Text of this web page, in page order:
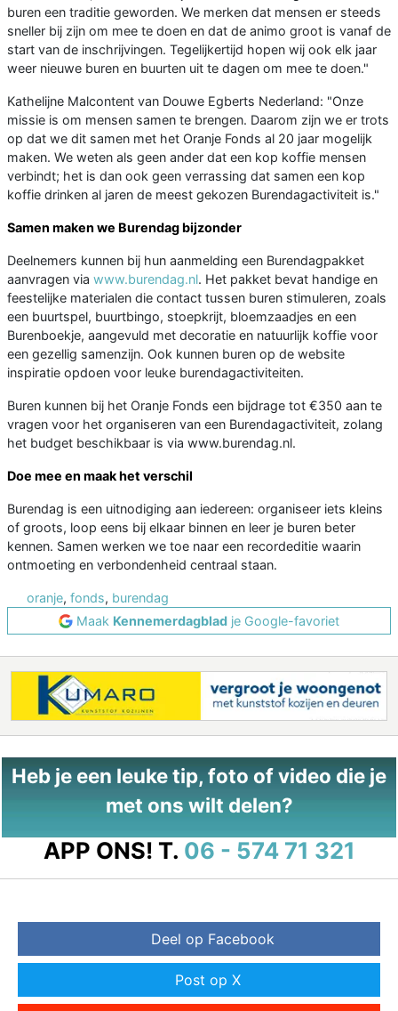
buren een traditie geworden. We merken dat mensen er steeds
sneller bij zijn om mee te doen en dat de animo groot is vanaf de
start van de inschrijvingen. Tegelijkertijd hopen wij ook elk jaar
weer nieuwe buren en buurten uit te dagen om mee te doen."
Kathelijne Malcontent van Douwe Egberts Nederland: "Onze
missie is om mensen samen te brengen. Daarom zijn we er trots
op dat we dit samen met het Oranje Fonds al 20 jaar mogelijk
maken. We weten als geen ander dat een kop koffie mensen
verbindt; het is dan ook geen verrassing dat samen een kop
koffie drinken al jaren de meest gekozen Burendagactiviteit is."
Samen maken we Burendag bijzonder
Deelnemers kunnen bij hun aanmelding een Burendagpakket
aanvragen via www.burendag.nl. Het pakket bevat handige en
feestelijke materialen die contact tussen buren stimuleren, zoals
een buurtspel, buurtbingo, stoepkrijt, bloemzaadjes en een
Burenboekje, aangevuld met decoratie en natuurlijk koffie voor
een gezellig samenzijn. Ook kunnen buren op de website
inspiratie opdoen voor leuke burendagactiviteiten.
Buren kunnen bij het Oranje Fonds een bijdrage tot €350 aan te
vragen voor het organiseren van een Burendagactiviteit, zolang
het budget beschikbaar is via www.burendag.nl.
Doe mee en maak het verschil
Burendag is een uitnodiging aan iedereen: organiseer iets kleins
of groots, loop eens bij elkaar binnen en leer je buren beter
kennen. Samen werken we toe naar een recordeditie waarin
ontmoeting en verbondenheid centraal staan.
oranje, fonds, burendag
Maak Kennemerdagblad je Google-favoriet
Heb je een leuke tip, foto of video die je
met ons wilt delen?
APP ONS! T. 06 - 574 71 321
Deel op Facebook
Post op X